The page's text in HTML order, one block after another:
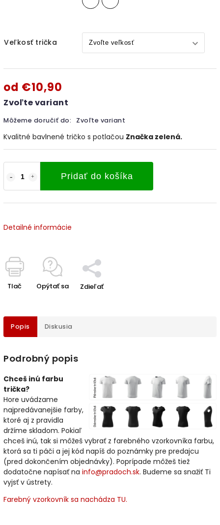
Veľkosť trička
od €10,90
Zvoľte variant
Môžeme doručiť do: Zvoľte variant
Pridať do košíka
Kvalitné bavlnené tričko s potlačou Značka zelená.
Detailné informácie
Tlač Opýtať sa Zdieľať
Popis Diskusia
Podrobný popis
Chceš inú farbu
trička?
Hore uvádzame
najpredávanejšie farby,
ktoré aj z pravidla
držíme skladom. Pokiaľ
chceš inú, tak si môžeš vybrať z farebného vzorkovníka farbu,
ktorá sa ti páči a jej kód napíš do poznámky pre predajcu
(pred dokončením objednávky). Poprípade môžeš tiež
dodatočne napísať na info@pradoch.sk. Budeme sa snažiť Ti
vyjsť v ústrety.
Farebný vzorkovník sa nachádza TU.